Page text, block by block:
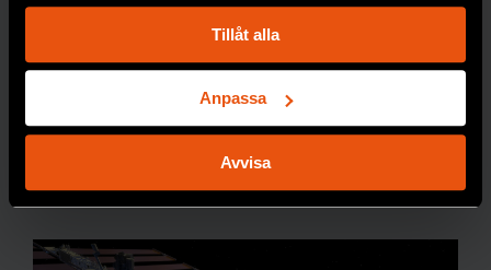
som kan ha en noggrannhet på upp till flera meter
Identifiera din enhet genom att aktivt skanna den
för specifika kännetecken (fingeravtryck)
Ta reda på mer om hur dina personliga uppgifter
helst från cookie-förklaringen.
Vi använder enhetsidentifierare för att anpassa innehållet
Tillåt alla
Anpassa
Avvisa
Vilket ansvar har
vetenskapliga
PREMIUM